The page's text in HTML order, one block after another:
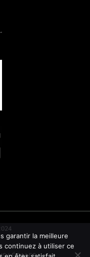
LÉGALES
garantir la meilleure
continuez à utiliser ce